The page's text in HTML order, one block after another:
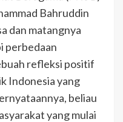
Bahruddin
dan matangnya
perbedaan
refleksi positif
Indonesia yang
beliau
yang mulai